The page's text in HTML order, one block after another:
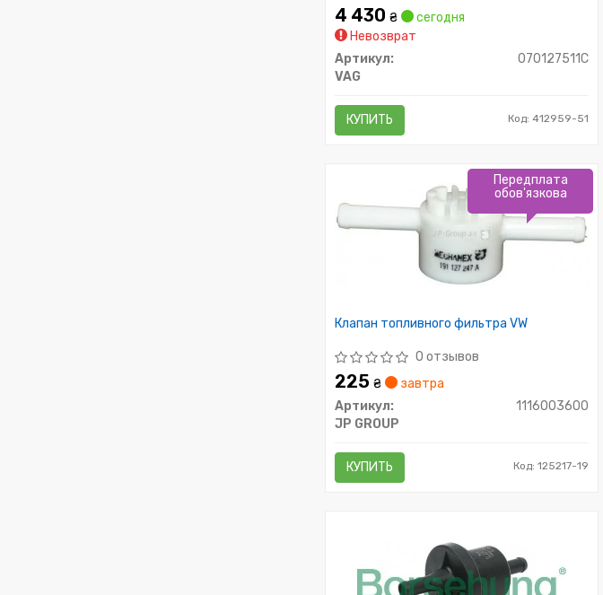
4 430 ₴
сегодня
Невозврат
Артикул:
070127511C
VAG
КУПИТЬ Код: 412959-51
Клапан топливного фильтра VW
0 отзывов
225 ₴
завтра
Артикул:
1116003600
JP GROUP
КУПИТЬ Код: 125217-19
Передплата
обов'язкова